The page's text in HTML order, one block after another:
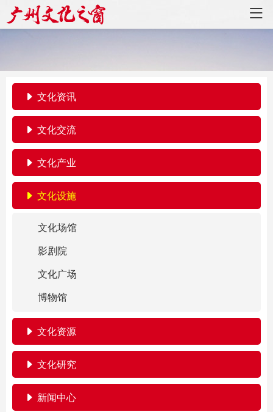
文化资讯
文化交流
文化产业
文化设施
文化场馆
影剧院
文化广场
博物馆
文化资源
文化研究
新闻中心